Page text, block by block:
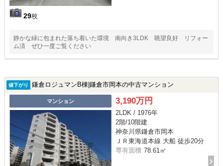
29枚
静かな緑に包まれた落ち着いた環境 南向き3LDK 眺望良好 リフォー
ム済 ぜひ一度ご覧ください
値下がり 鎌倉ロジュマンB棟|鎌倉市岡本の中古マンション
マンション 3,190万円
2LDK / 1976年
2階/10階建
神奈川県鎌倉市岡本
ＪＲ東海道本線 大船 徒歩20分
専有面積 78.61㎡